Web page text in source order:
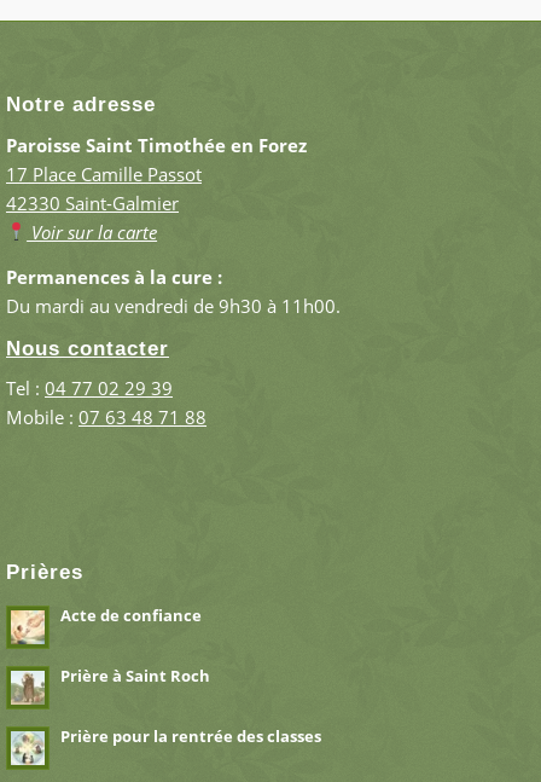
Notre adresse
Paroisse Saint Timothée en Forez
17 Place Camille Passot
42330 Saint-Galmier
Voir sur la carte
Permanences à la cure :
Du mardi au vendredi de 9h30 à 11h00.
Nous contacter
Tel : 04 77 02 29 39
Mobile : 07 63 48 71 88
Prières
Acte de confiance
Prière à Saint Roch
Prière pour la rentrée des classes